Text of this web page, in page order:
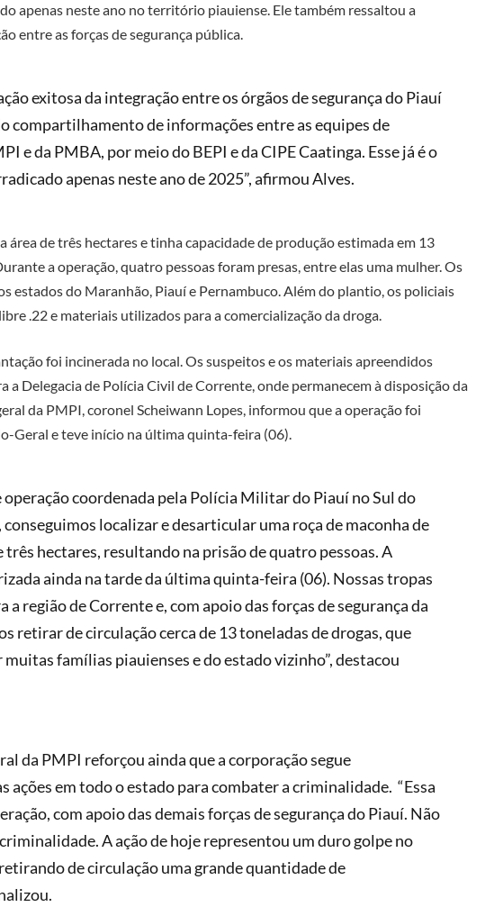
apenas neste ano no território piauiense. Ele também ressaltou a
entre as forças de segurança pública.
exitosa da integração entre os órgãos de segurança do Piauí
compartilhamento de informações entre as equipes de
e da PMBA, por meio do BEPI e da CIPE Caatinga. Esse já é o
apenas neste ano de 2025”, afirmou Alves.
área de três hectares e tinha capacidade de produção estimada em 13
a operação, quatro pessoas foram presas, entre elas uma mulher. Os
estados do Maranhão, Piauí e Pernambuco. Além do plantio, os policiais
.22 e materiais utilizados para a comercialização da droga.
foi incinerada no local. Os suspeitos e os materiais apreendidos
a Delegacia de Polícia Civil de Corrente, onde permanecem à disposição da
da PMPI, coronel Scheiwann Lopes, informou que a operação foi
Geral e teve início na última quinta-feira (06).
operação coordenada pela Polícia Militar do Piauí no Sul do
conseguimos localizar e desarticular uma roça de maconha de
hectares, resultando na prisão de quatro pessoas. A
ainda na tarde da última quinta-feira (06). Nossas tropas
a região de Corrente e, com apoio das forças de segurança da
retirar de circulação cerca de 13 toneladas de drogas, que
famílias piauienses e do estado vizinho”, destacou
da PMPI reforçou ainda que a corporação segue
ações em todo o estado para combater a criminalidade. “Essa
com apoio das demais forças de segurança do Piauí. Não
A ação de hoje representou um duro golpe no
de circulação uma grande quantidade de